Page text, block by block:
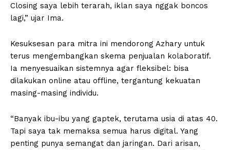
Closing saya lebih terarah, iklan saya nggak boncos
lagi,” ujar Ima.
Kesuksesan para mitra ini mendorong Azhary untuk
terus mengembangkan skema penjualan kolaboratif.
Ia menyesuaikan sistemnya agar fleksibel: bisa
dilakukan online atau offline, tergantung kekuatan
masing-masing individu.
“Banyak ibu-ibu yang gaptek, terutama usia di atas 40.
Tapi saya tak memaksa semua harus digital. Yang
penting punya semangat dan jaringan. Dari arisan,